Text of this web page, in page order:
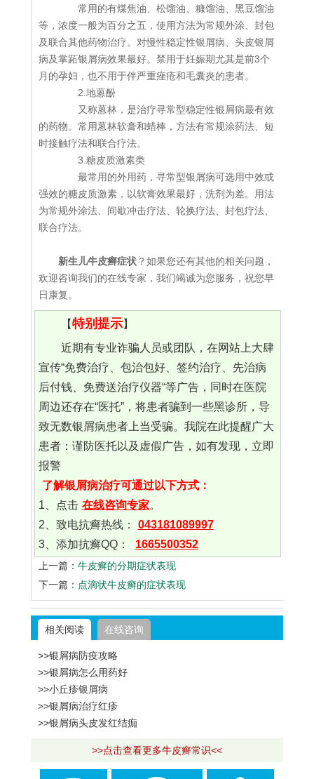
常用的有煤焦油、松馏油、糠馏油、黑豆馏油
等，浓度一般为百分之五，使用方法为常规外涂、封包
及联合其他药物治疗。对慢性稳定性银屑病、头皮银屑
病及掌跖银屑病效果最好。禁用于妊娠期尤其是前3个
月的孕妇，也不用于伴严重痤疮和毛囊炎的患者。
2.地蒽酚
又称蒽林，是治疗寻常型稳定性银屑病最有效
的药物。常用蒽林软膏和蜡棒，方法有常规涂药法、短
时接触疗法和联合疗法。
3.糖皮质激素类
最常用的外用药，寻常型银屑病可选用中效或
强效的糖皮质激素，以软膏效果最好，洗剂为差。用法
为常规外涂法、间歇冲击疗法、轮换疗法、封包疗法、
联合疗法。
新生儿牛皮癣症状 ？如果您还有其他的相关问题，
欢迎咨询我们的在线专家，我们竭诚为您服务，祝您早
日康复。
【特别提示】
近期有专业诈骗人员或团队，在网站上大肆
宣传“免费治疗、包治包好、签约治疗、先治病
后付钱、免费送治疗仪器“等广告，同时在医院
周边还存在“医托”，将患者骗到一些黑诊所，导
致无数银屑病患者上当受骗。我院在此提醒广大
患者：谨防医托以及虚假广告，如有发现，立即
报警
了解银屑病治疗可通过以下方式：
1、点击 在线咨询专家。
2、致电抗癣热线：
043181089997
3、添加抗癣QQ：
1665500352
上一篇： 牛皮癣的分期症状表现
下一篇： 点滴状牛皮癣的症状表现
相关阅读 在线咨询
>>银屑病防疫攻略
>>银屑病怎么用药好
>>小丘疹银屑病
>>银屑病治疗红疹
>>银屑病头皮发红结痂
>>点击查看更多牛皮癣常识<<